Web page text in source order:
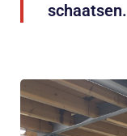
schaatsen.